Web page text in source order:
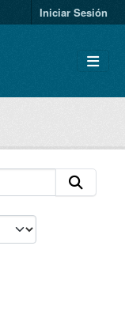
Iniciar Sesión